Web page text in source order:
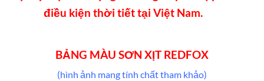
điều kiện thời tiết tại Việt Nam.
BẢNG MÀU SƠN XỊT REDFOX
(hình ảnh mang tính chất tham khảo)